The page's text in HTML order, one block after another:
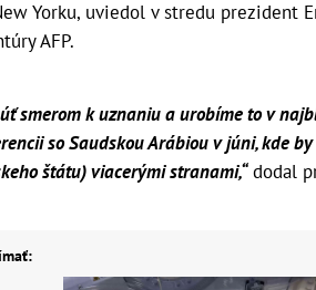
Yorku, uviedol v stredu prezident
AFP.
smerom k uznaniu a urobíme to v
so Saudskou Arábiou v júni, kde
štátu) viacerými stranami,“dodal